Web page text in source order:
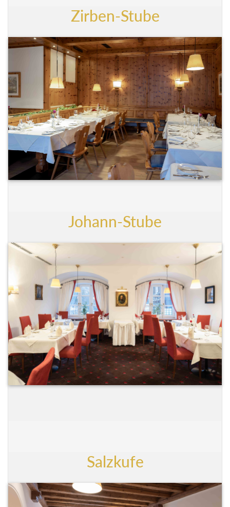
Zirben-Stube
Johann-Stube
Salzkufe